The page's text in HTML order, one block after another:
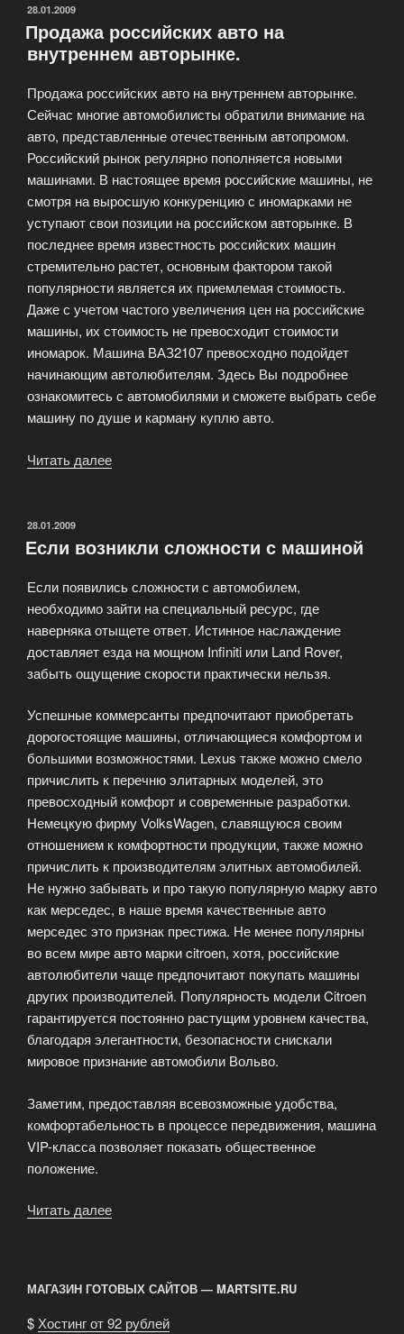
это
GTI
дизельным
движком.»
ОПУБЛИКОВАНО
28.01.2009
Продажа российских авто на
внутреннем авторынке.
Продажа российских авто на внутреннем авторынке.
Сейчас многие автомобилисты обратили внимание на
авто, представленные отечественным автопромом.
Российский рынок регулярно пополняется новыми
машинами. В настоящее время российские машины, не
смотря на выросшую конкуренцию с иномарками не
уступают свои позиции на российском авторынке. В
последнее время известность российских машин
стремительно растет, основным фактором такой
популярности является их приемлемая стоимость.
Даже с учетом частого увеличения цен на российские
машины, их стоимость не превосходит стоимости
иномарок. Машина ВАЗ2107 превосходно подойдет
начинающим автолюбителям. Здесь Вы подробнее
ознакомитесь с автомобилями и сможете выбрать себе
машину по душе и карману куплю авто.
Читать далее
внутреннем
ОПУБЛИКОВАНО
28.01.2009
Если возникли сложности с машиной
Если появились сложности с автомобилем,
необходимо зайти на специальный ресурс, где
наверняка отыщете ответ. Истинное наслаждение
доставляет езда на мощном Infiniti или Land Rover,
забыть ощущение скорости практически нельзя.
Успешные коммерсанты предпочитают приобретать
дорогостоящие машины, отличающиеся комфортом и
большими возможностями. Lexus также можно смело
причислить к перечню элитарных моделей, это
превосходный комфорт и современные разработки.
Немецкую фирму VolksWagen, славящуюся своим
отношением к комфортности продукции, также можно
причислить к производителям элитных автомобилей.
Не нужно забывать и про такую популярную марку авто
как мерседес, в наше время качественные авто
мерседес это признак престижа. Не менее популярны
во всем мире авто марки citroen, хотя, российские
автолюбители чаще предпочитают покупать машины
других производителей. Популярность модели Citroen
гарантируется постоянно растущим уровнем качества,
благодаря элегантности, безопасности снискали
мировое признание автомобили Вольво.
Заметим, предоставляя всевозможные удобства,
комфортабельность в процессе передвижения, машина
VIP-класса позволяет показать общественное
положение.
Читать далее
машиной»
МАГАЗИН ГОТОВЫХ САЙТОВ — MARTSITE.RU
$Хостинг от 92 рублей